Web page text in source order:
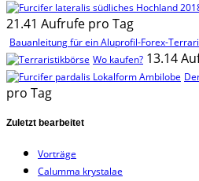
21.41 Aufrufe pro Tag
Bauanleitung für ein Aluprofil-Forex-
Wo kaufen? 13.14
pro Tag
Zuletzt bearbeitet
Vorträge
Calumma krystalae